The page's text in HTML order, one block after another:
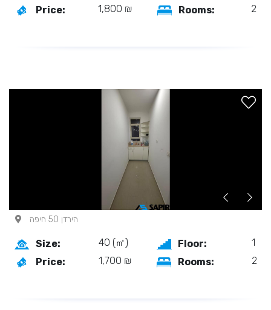
Price:
1,800 ₪ Rooms: 2
הירדן 50 חיפה
Size: 40 (㎡) Floor:
1
Price:
1,700 ₪ Rooms: 2